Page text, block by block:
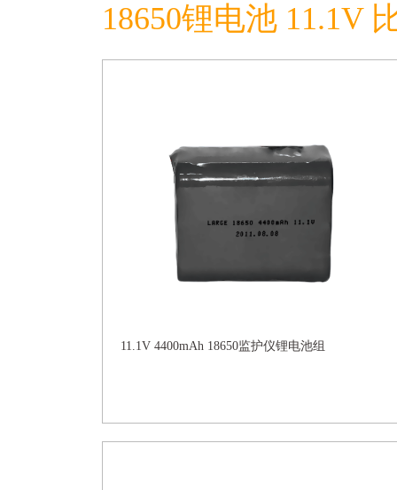
18650锂电池 11.1V
11.1V 4400mAh 18650监护仪锂电池组